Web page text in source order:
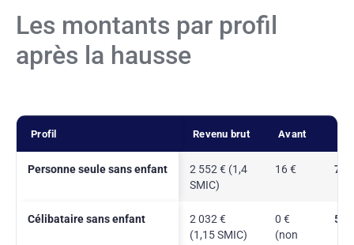
Les montants par profil
après la hausse
Profil Revenu brut Avant
Personne seule sans enfant
2 552 € (1,4
SMIC)
16 € 70
Célibataire sans enfant
2 032 €
(1,15 SMIC)
0 €
(non
56